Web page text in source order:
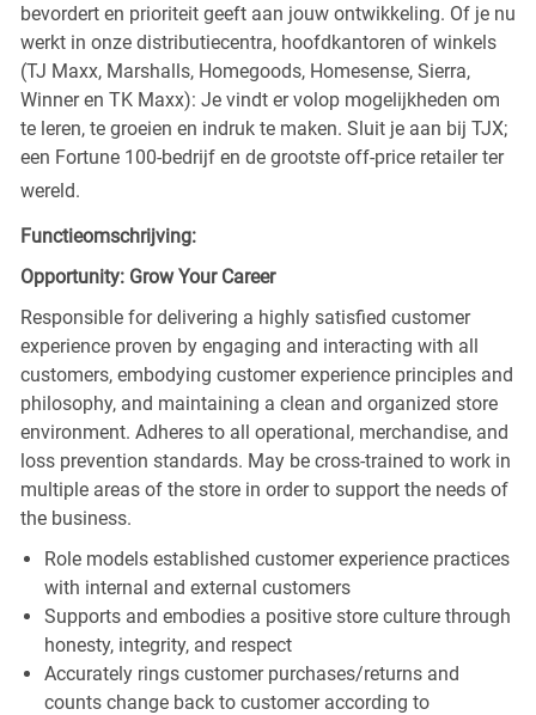
bevordert en prioriteit geeft aan jouw ontwikkeling. Of je nu
werkt in onze distributiecentra, hoofdkantoren of winkels
(TJ Maxx, Marshalls, Homegoods, Homesense, Sierra,
Winner en TK Maxx): Je vindt er volop mogelijkheden om
te leren, te groeien en indruk te maken. Sluit je aan bij TJX;
een Fortune 100-bedrijf en de grootste off-price retailer ter
wereld.
Functieomschrijving:
Opportunity: Grow Your Career
Responsible for delivering a highly satisfied customer
experience proven by engaging and interacting with all
customers, embodying customer experience principles and
philosophy, and maintaining a clean and organized store
environment. Adheres to all operational, merchandise, and
loss prevention standards. May be cross-trained to work in
multiple areas of the store in order to support the needs of
the business.
Role models established customer experience practices
with internal and external customers
Supports and embodies a positive store culture through
honesty, integrity, and respect
Accurately rings customer purchases/returns and
counts change back to customer according to